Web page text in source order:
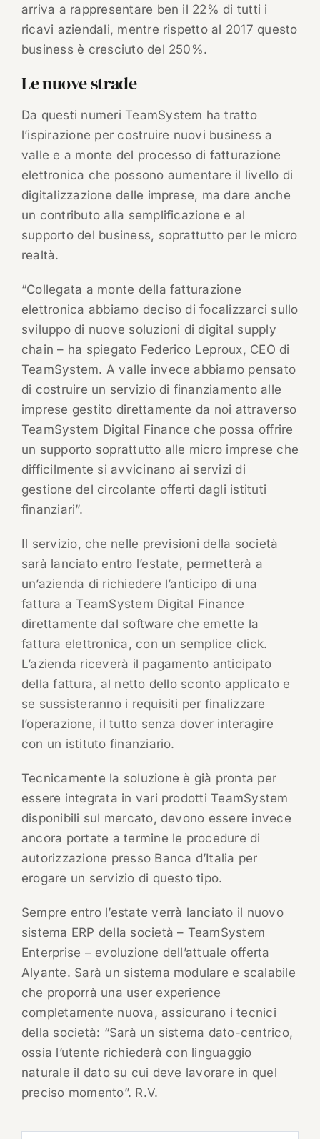
arriva a rappresentare ben il 22% di tutti i
ricavi aziendali, mentre rispetto al 2017 questo
business è cresciuto del 250%.
Le nuove strade
Da questi numeri TeamSystem ha tratto
l’ispirazione per costruire nuovi business a
valle e a monte del processo di fatturazione
elettronica che possono aumentare il livello di
digitalizzazione delle imprese, ma dare anche
un contributo alla semplificazione e al
supporto del business, soprattutto per le micro
realtà.
“Collegata a monte della fatturazione
elettronica abbiamo deciso di focalizzarci sullo
sviluppo di nuove soluzioni di digital supply
chain – ha spiegato Federico Leproux, CEO di
TeamSystem. A valle invece abbiamo pensato
di costruire un servizio di finanziamento alle
imprese gestito direttamente da noi attraverso
TeamSystem Digital Finance che possa offrire
un supporto soprattutto alle micro imprese che
difficilmente si avvicinano ai servizi di
gestione del circolante offerti dagli istituti
finanziari”.
Il servizio, che nelle previsioni della società
sarà lanciato entro l’estate, permetterà a
un’azienda di richiedere l’anticipo di una
fattura a TeamSystem Digital Finance
direttamente dal software che emette la
fattura elettronica, con un semplice click.
L’azienda riceverà il pagamento anticipato
della fattura, al netto dello sconto applicato e
se sussisteranno i requisiti per finalizzare
l’operazione, il tutto senza dover interagire
con un istituto finanziario.
Tecnicamente la soluzione è già pronta per
essere integrata in vari prodotti TeamSystem
disponibili sul mercato, devono essere invece
ancora portate a termine le procedure di
autorizzazione presso Banca d’Italia per
erogare un servizio di questo tipo.
Sempre entro l’estate verrà lanciato il nuovo
sistema ERP della società – TeamSystem
Enterprise – evoluzione dell’attuale offerta
Alyante. Sarà un sistema modulare e scalabile
che proporrà una user experience
completamente nuova, assicurano i tecnici
della società: “Sarà un sistema dato-centrico,
ossia l’utente richiederà con linguaggio
naturale il dato su cui deve lavorare in quel
preciso momento”. R.V.